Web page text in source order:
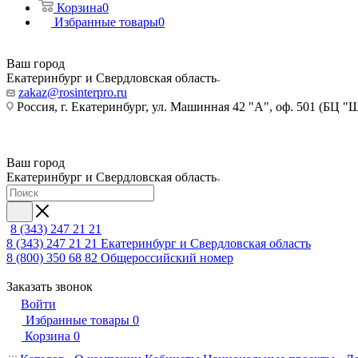
Корзина0
Избранные товары0
Ваш город
Екатеринбург и Свердловская область
zakaz@rosinterpro.ru
Россия, г. Екатеринбург, ул. Машинная 42 "А", оф. 501 (БЦ
Ваш город
Екатеринбург и Свердловская область
8 (343) 247 21 21
8 (343) 247 21 21 Екатеринбург и Свердловская область
8 (800) 350 68 82 Общероссийский номер
Заказать звонок
Войти
Избранные товары 0
Корзина 0